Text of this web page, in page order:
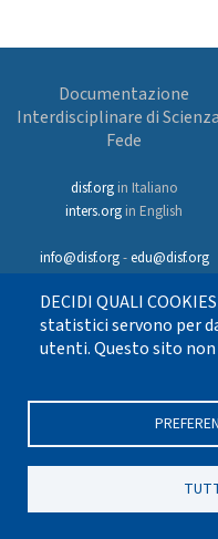
Documentazione
Interdisciplinare di
Fede
disf.orgin Italiano
inters.org in English
info@disf.org-edu@disf.org
DECIDI QUALI
statistici servono per
utenti. Questo sito
Seguici